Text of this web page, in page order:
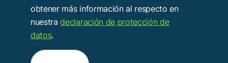
Copyright © 2014 - 2026 Troy Verlags- und Werbungsgesellschaft mbH
obtener más información al respecto en
nuestradeclaración de protección de
datos.